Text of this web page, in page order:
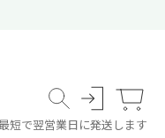
短で翌営業日に発送します